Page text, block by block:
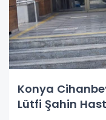
Konya
Lütfi Şahin